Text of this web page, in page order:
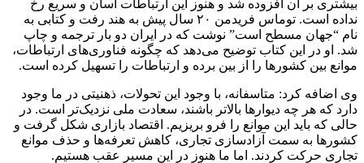
بیشتری بر آن افزوده شد و هنوز این ارتباطات آسان و سریع رخ
نداده است. توماس فریدمن ۲۰ سال پیش به هند رفت و کتابی به
نام “جهان مسطح است” نوشت که در ایران دو بار ترجمه و چاپ
شد. او در این کتاب توضیح می‌دهد که چگونه فناوری‌های ارتباطات،
موانع بین کشورها را از بین برده و ارتباطات را تسهیل کرده است.
وی اضافه کرد: متاسفانه، با وجود این تحولات، ذهنیتی در ما وجود
دارد که هر چه دیوارها بالاتر باشند، سعادت ملی نزدیک‌تر است. در
حالی که باید این موانع را فرو بریزیم. اقتصاد بازاری شکل گرفت و
کشورها به سمت آزادسازی تجاری، کاهش تعرفه‌ها و حذف موانع
تجاری حرکت کردند. اما ما هنوز در این مسیر عقب هستیم.